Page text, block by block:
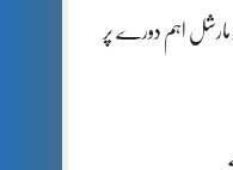
مارشل اہم دورے پر